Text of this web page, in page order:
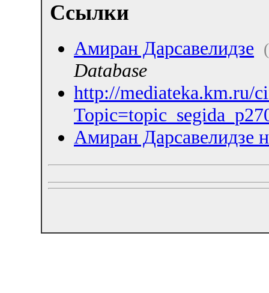
Ссылки
Амиран Дарсавелидзе
Database
http://mediateka.km.ru/
Амиран Дарсавелидзе